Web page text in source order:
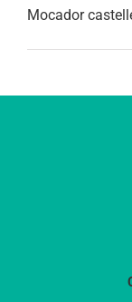
Mocador